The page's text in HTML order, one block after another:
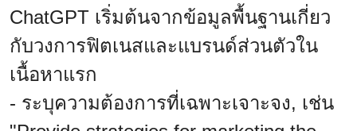
ChatGPT เริ่มต้นจากข้อมูลพื้นฐานเกี่ยว
กับวงการฟิตเนสและแบรนด์ส่วนตัวใน
เนื้อหาแรก
- ระบุความต้องการที่เฉพาะเจาะจง, เช่น